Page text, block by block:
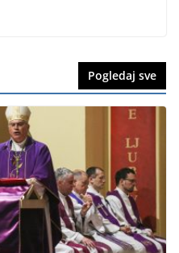
Pogledaj sve